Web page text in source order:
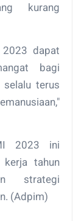
kurang
2023 dapat
bagi
terus
2023 ini
kerja tahun
strategi
(Adpim)